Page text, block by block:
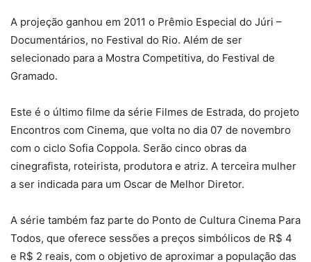
A projeção ganhou em 2011 o Prêmio Especial do Júri –
Documentários, no Festival do Rio. Além de ser
selecionado para a Mostra Competitiva, do Festival de
Gramado.
Este é o último filme da série Filmes de Estrada, do projeto
Encontros com Cinema, que volta no dia 07 de novembro
com o ciclo Sofia Coppola. Serão cinco obras da
cinegrafista, roteirista, produtora e atriz. A terceira mulher
a ser indicada para um Oscar de Melhor Diretor.
A série também faz parte do Ponto de Cultura Cinema Para
Todos, que oferece sessões a preços simbólicos de R$ 4
e R$ 2 reais, com o objetivo de aproximar a população das